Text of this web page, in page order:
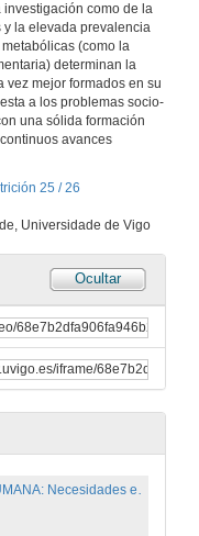
investigación como de la
la elevada prevalencia
(como la
determinan la
vez mejor formados en su
a los problemas socio-
una sólida formación
avances
25 / 26
Universidade de Vigo
Ocultar
Presentación del Máster Universitario en Nutrición 25 / 26
NUTRICIÓN HUMANA Estructura general del sistema digestivo (I)
ENDOCRINOLOGÍA BÁSICA Y CLÍNICA: Sistema Endocrino conceptos generales II Regulación hormonal
NUTRICIÓN HUMANA: Necesidades energéticas, metabolismo basal y necesidades durante la actividad